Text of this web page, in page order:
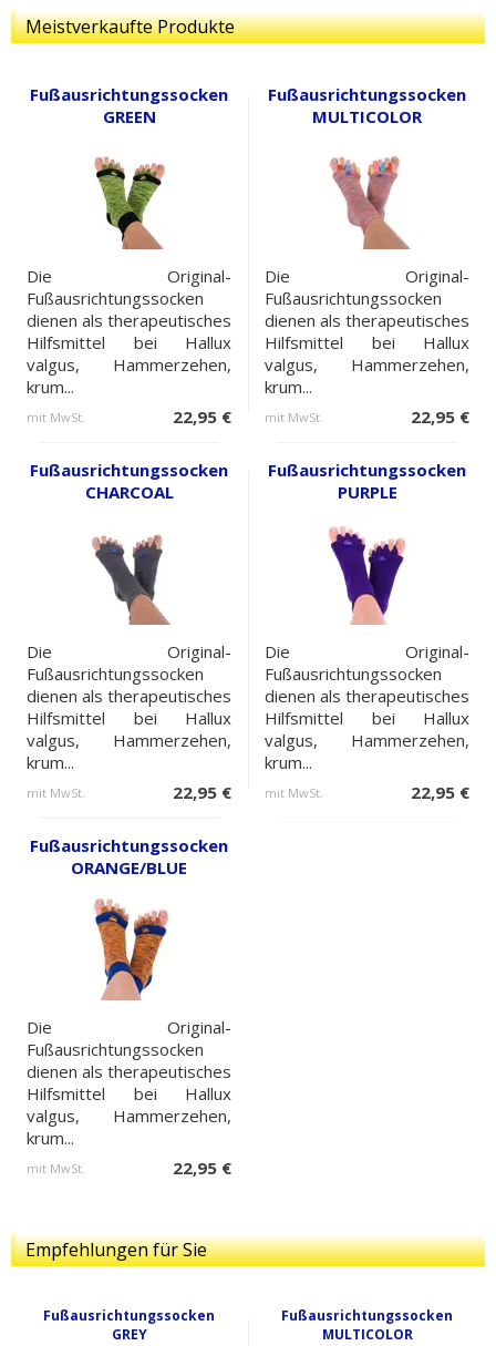
Empfehlungen für Sie
Fußausrichtungssocken
GREY
Fußausrichtungssocken
MULTICOLOR
Meistverkaufte Produkte
Fußausrichtungssocken
GREEN
Die Original-
Fußausrichtungssocken
dienen als therapeutisches
Hilfsmittel bei Hallux
valgus, Hammerzehen,
krum...
mit MwSt. 22,95 €
Fußausrichtungssocken
MULTICOLOR
Die Original-
Fußausrichtungssocken
dienen als therapeutisches
Hilfsmittel bei Hallux
valgus, Hammerzehen,
krum...
mit MwSt. 22,95 €
Fußausrichtungssocken
CHARCOAL
Die Original-
Fußausrichtungssocken
dienen als therapeutisches
Hilfsmittel bei Hallux
valgus, Hammerzehen,
krum...
mit MwSt. 22,95 €
Fußausrichtungssocken
PURPLE
Die Original-
Fußausrichtungssocken
dienen als therapeutisches
Hilfsmittel bei Hallux
valgus, Hammerzehen,
krum...
mit MwSt. 22,95 €
Fußausrichtungssocken
ORANGE/BLUE
Die Original-
Fußausrichtungssocken
dienen als therapeutisches
Hilfsmittel bei Hallux
valgus, Hammerzehen,
krum...
mit MwSt. 22,95 €